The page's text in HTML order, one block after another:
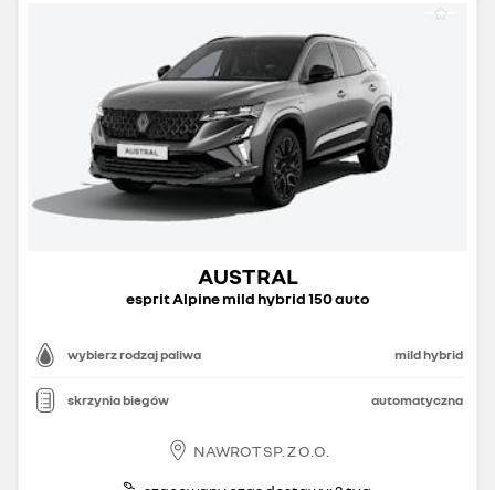
AUSTRAL
esprit Alpine mild hybrid 150 auto
wybierz rodzaj paliwa mild hybrid
skrzynia biegów automatyczna
NAWROT SP. Z O.O.